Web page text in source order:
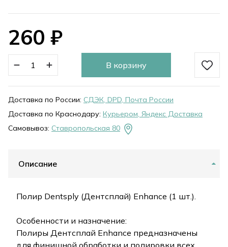
260 ₽
В корзину
Доставка по России: СДЭК, DPD, Почта России
Доставка по Краснодару: Курьером, Яндекс Доставка
Самовывоз: Ставропольская 80
Описание
Полир Dentsply (Дентсплай) Enhance (1 шт.).
Особенности и назначение:
Полиры Дентсплай Enhance предназначены
для финишной обработки и полировки всех